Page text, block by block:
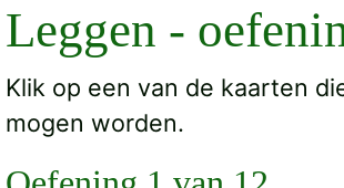
Leggen -
Klik op een van de kaarten
mogen worden.